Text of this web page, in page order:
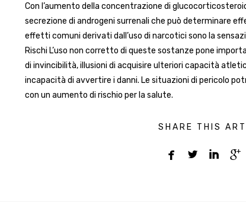
Con l’aumento della concentrazione di
secrezione di androgeni surrenali che può determinare
effetti comuni derivati dall’uso di narcotici sono la
Rischi L’uso non corretto di queste sostanze pone
di invincibilità, illusioni di acquisire ulteriori capacità
incapacità di avvertire i danni. Le situazioni di pericolo
con un aumento di rischio per la salute.
SHARE THIS
   